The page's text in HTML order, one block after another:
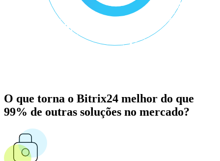
O que torna o Bitrix24 melhor do que
99% de outras soluções no mercado?